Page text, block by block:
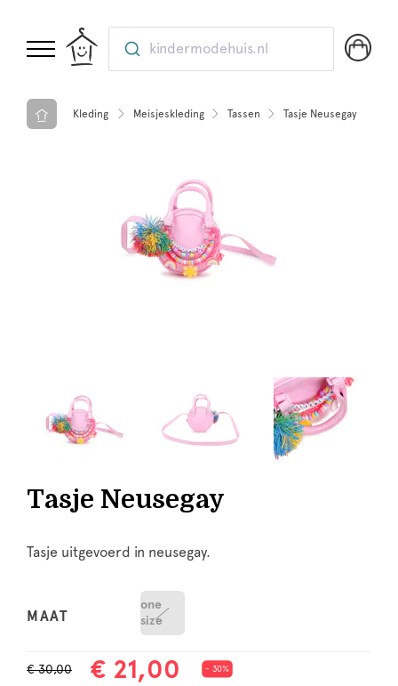
kindermodehuis.nl
Kleding Meisjeskleding Tassen Tasje Neusegay
Tasje Neusegay
Tasje uitgevoerd in neusegay.
MAAT
one
size
€ 30,00 € 21,00 - 30%